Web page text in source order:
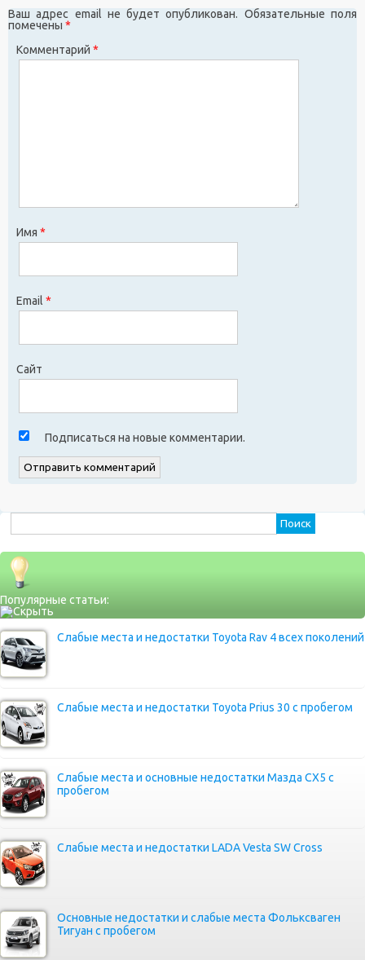
Ваш адрес email не будет опубликован. Обязательные поля
помечены *
Комментарий *
Имя *
Email *
Сайт
Подписаться на новые комментарии.
Популярные статьи:
Слабые места и недостатки Toyota Rav 4 всех поколений
Слабые места и недостатки Toyota Prius 30 с пробегом
Слабые места и основные недостатки Мазда СХ5 с
пробегом
Слабые места и недостатки LADA Vesta SW Cross
Основные недостатки и слабые места Фольксваген
Тигуан с пробегом